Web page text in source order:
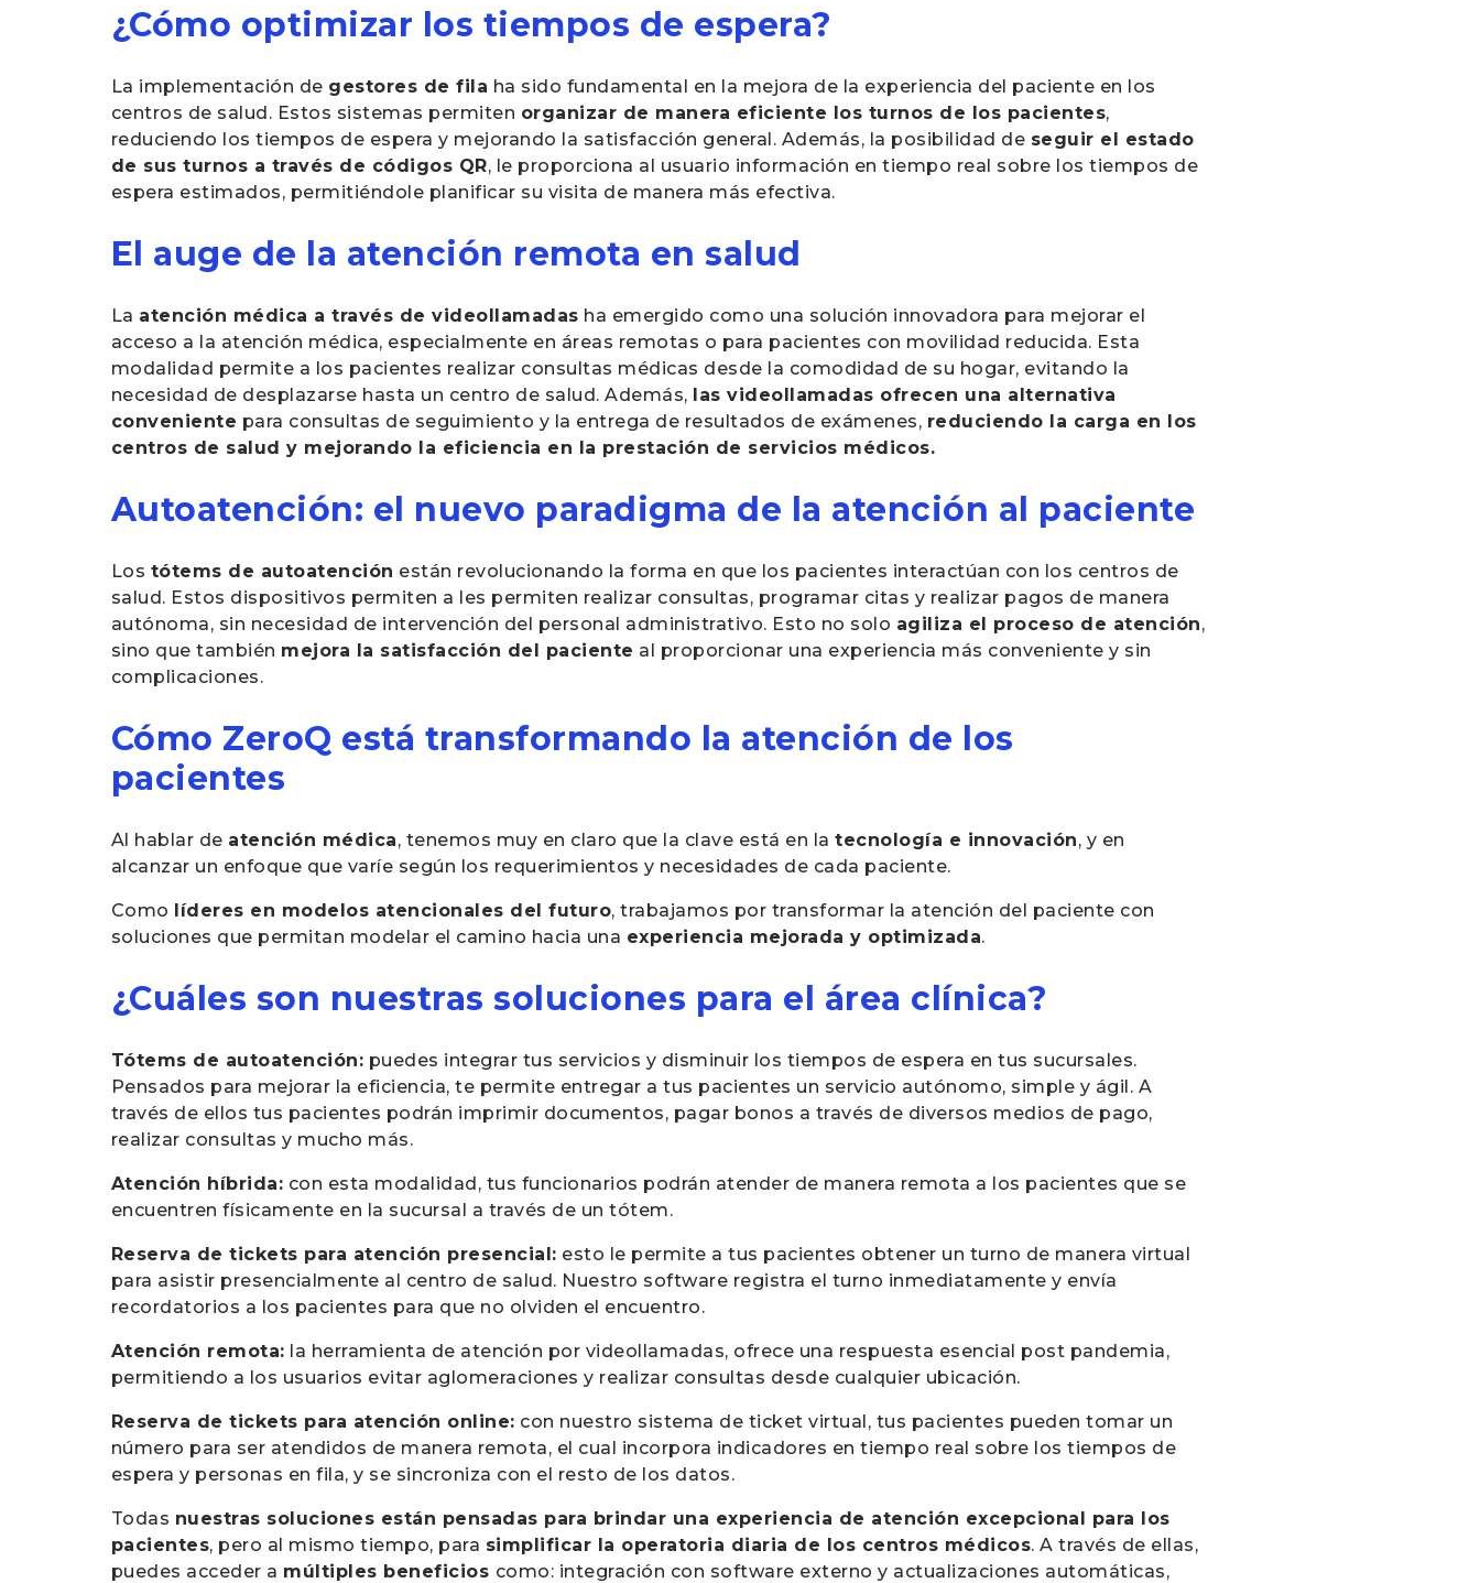
¿Cómo optimizar los tiempos de espera?
La implementación de gestores de fila ha sido fundamental en la mejora de la experiencia del paciente en los
centros de salud. Estos sistemas permiten organizar de manera eficiente los turnos de los pacientes,
reduciendo los tiempos de espera y mejorando la satisfacción general. Además, la posibilidad de seguir el estado
de sus turnos a través de códigos QR, le proporciona al usuario información en tiempo real sobre los tiempos de
espera estimados, permitiéndole planificar su visita de manera más efectiva.
El auge de la atención remota en salud
La atención médica a través de videollamadas ha emergido como una solución innovadora para mejorar el
acceso a la atención médica, especialmente en áreas remotas o para pacientes con movilidad reducida. Esta
modalidad permite a los pacientes realizar consultas médicas desde la comodidad de su hogar, evitando la
necesidad de desplazarse hasta un centro de salud. Además, las videollamadas ofrecen una alternativa
conveniente para consultas de seguimiento y la entrega de resultados de exámenes, reduciendo la carga en los
centros de salud y mejorando la eficiencia en la prestación de servicios médicos.
Autoatención: el nuevo paradigma de la atención al paciente
Los tótems de autoatención están revolucionando la forma en que los pacientes interactúan con los centros de
salud. Estos dispositivos permiten a les permiten realizar consultas, programar citas y realizar pagos de manera
autónoma, sin necesidad de intervención del personal administrativo. Esto no solo agiliza el proceso de atención,
sino que también mejora la satisfacción del paciente al proporcionar una experiencia más conveniente y sin
complicaciones.
Cómo ZeroQ está transformando la atención de los
pacientes
Al hablar de atención médica, tenemos muy en claro que la clave está en latecnología e innovación, y en
alcanzar un enfoque que varíe según los requerimientos y necesidades de cada paciente.
Como líderes en modelos atencionales del futuro, trabajamos por transformar la atención del paciente con
soluciones que permitan modelar el camino hacia una experiencia mejorada y optimizada.
¿Cuáles son nuestras soluciones para el área clínica?
Tótems de autoatención: puedes integrar tus servicios y disminuir los tiempos de espera en tus sucursales.
Pensados para mejorar la eficiencia, te permite entregar a tus pacientes un servicio autónomo, simple y ágil. A
través de ellos tus pacientes podrán imprimir documentos, pagar bonos a través de diversos medios de pago,
realizar consultas y mucho más.
Atención híbrida: con esta modalidad, tus funcionarios podrán atender de manera remota a los pacientes que se
encuentren físicamente en la sucursal a través de un tótem.
Reserva de tickets para atención presencial: esto le permite a tus pacientes obtener un turno de manera virtual
para asistir presencialmente al centro de salud. Nuestro software registra el turno inmediatamente y envía
recordatorios a los pacientes para que no olviden el encuentro.
Atención remota: la herramienta de atención por videollamadas, ofrece una respuesta esencial post pandemia,
permitiendo a los usuarios evitar aglomeraciones y realizar consultas desde cualquier ubicación.
Reserva de tickets para atención online: con nuestro sistema de ticket virtual, tus pacientes pueden tomar un
número para ser atendidos de manera remota, el cual incorpora indicadores en tiempo real sobre los tiempos de
espera y personas en fila, y se sincroniza con el resto de los datos.
Todas nuestras soluciones están pensadas para brindar una experiencia de atención excepcional para los
pacientes, pero al mismo tiempo, para simplificar la operatoria diaria de los centros médicos. A través de ellas,
puedes acceder a múltiples beneficios como: integración con software externo y actualizaciones automáticas,